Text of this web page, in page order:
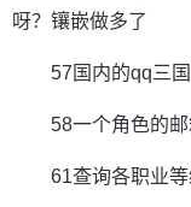
呀？镶嵌做多了
57国内的qq三
58一个角色的
61查询各职业